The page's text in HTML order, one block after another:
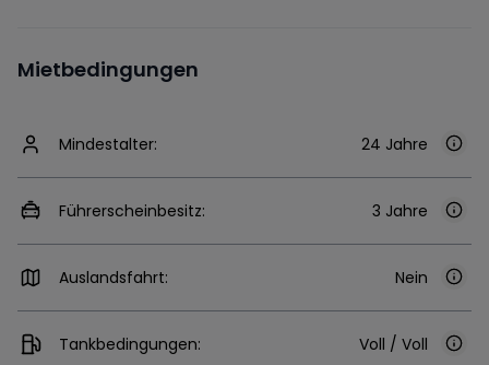
Mietbedingungen
Mindestalter: 24 Jahre
Führerscheinbesitz: 3 Jahre
Auslandsfahrt: Nein
Tankbedingungen: Voll / Voll